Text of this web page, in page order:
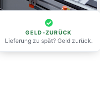
GELD-ZURÜCK
Lieferung zu spät? Geld zurück.